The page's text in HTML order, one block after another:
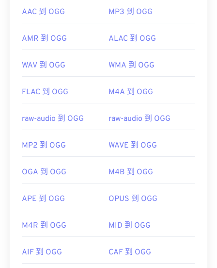
AAC 到 OGG MP3 到 OGG
AMR 到 OGG ALAC 到 OGG
WAV 到 OGG WMA 到 OGG
FLAC 到 OGG M4A 到 OGG
raw-audio 到 OGG raw-audio 到 OGG
MP2 到 OGG WAVE 到 OGG
OGA 到 OGG M4B 到 OGG
APE 到 OGG OPUS 到 OGG
M4R 到 OGG MID 到 OGG
AIF 到 OGG CAF 到 OGG